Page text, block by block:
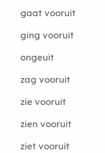
gaat vooruit
ging vooruit
ongeuit
zag vooruit
zie vooruit
zien vooruit
ziet vooruit